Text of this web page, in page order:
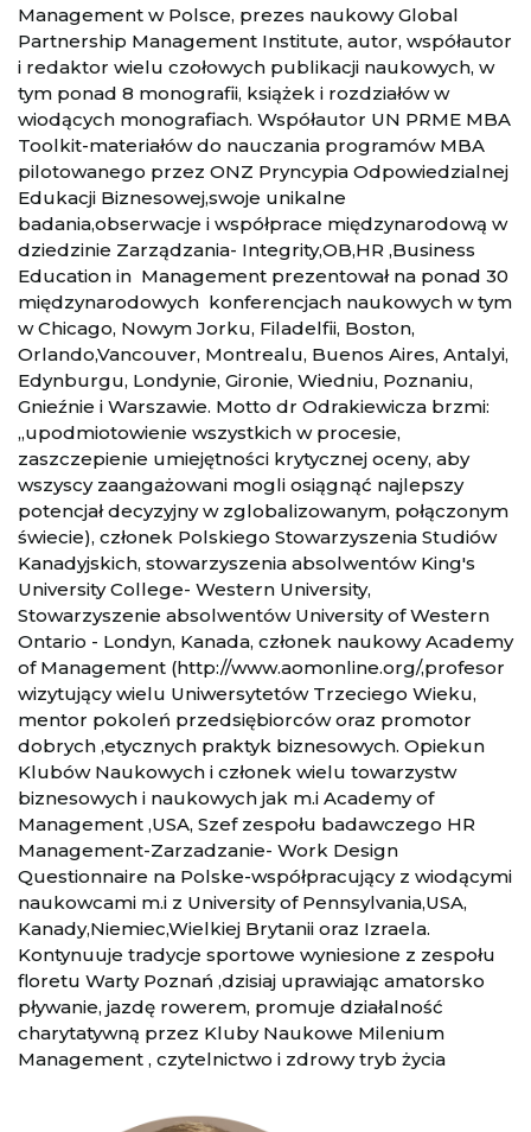
Management w Polsce, prezes naukowy Global
Partnership Management Institute, autor, współautor
i redaktor wielu czołowych publikacji naukowych, w
tym ponad 8 monografii, książek i rozdziałów w
wiodących monografiach. Współautor UN PRME MBA
Toolkit-materiałów do nauczania programów MBA
pilotowanego przez ONZ Pryncypia Odpowiedzialnej
Edukacji Biznesowej,swoje unikalne
badania,obserwacje i współprace międzynarodową w
dziedzinie Zarządzania- Integrity,OB,HR ,Business
Education in Management prezentował na ponad 30
międzynarodowych konferencjach naukowych w tym
w Chicago, Nowym Jorku, Filadelfii, Boston,
Orlando,Vancouver, Montrealu, Buenos Aires, Antalyi,
Edynburgu, Londynie, Gironie, Wiedniu, Poznaniu,
Gnieźnie i Warszawie. Motto dr Odrakiewicza brzmi:
„upodmiotowienie wszystkich w procesie,
zaszczepienie umiejętności krytycznej oceny, aby
wszyscy zaangażowani mogli osiągnąć najlepszy
potencjał decyzyjny w zglobalizowanym, połączonym
świecie), członek Polskiego Stowarzyszenia Studiów
Kanadyjskich, stowarzyszenia absolwentów King's
University College- Western University,
Stowarzyszenie absolwentów University of Western
Ontario - Londyn, Kanada, członek naukowy Academy
of Management (http://www.aomonline.org/,profesor
wizytujący wielu Uniwersytetów Trzeciego Wieku,
mentor pokoleń przedsiębiorców oraz promotor
dobrych ,etycznych praktyk biznesowych. Opiekun
Klubów Naukowych i członek wielu towarzystw
biznesowych i naukowych jak m.i Academy of
Management ,USA, Szef zespołu badawczego HR
Management-Zarzadzanie- Work Design
Questionnaire na Polske-współpracujący z wiodącymi
naukowcami m.i z University of Pennsylvania,USA,
Kanady,Niemiec,Wielkiej Brytanii oraz Izraela.
Kontynuuje tradycje sportowe wyniesione z zespołu
floretu Warty Poznań ,dzisiaj uprawiając amatorsko
pływanie, jazdę rowerem, promuje działalność
charytatywną przez Kluby Naukowe Milenium
Management , czytelnictwo i zdrowy tryb życia